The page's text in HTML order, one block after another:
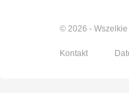
© 2026 -
Kontakt